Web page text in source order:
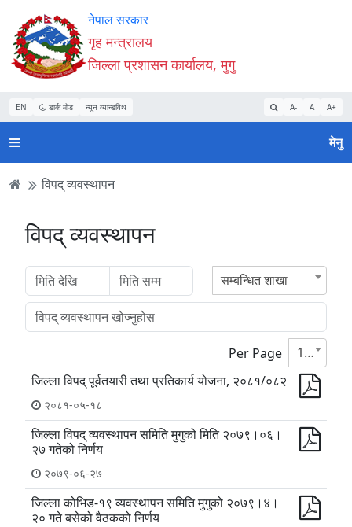
Accessibility
Mode
सुरु
गर्नुहोस्
सामाग्री
पढ्नुहाेस्
नेभिगेसन
पढ्नुहाेस्
वेबसाइट
खोजमा
जानुहोस्
नेपाल सरकार
गृह मन्त्रालय
जिल्ला प्रशासन कार्यालय, मुगु
EN डार्क मोड न्यून व्यान्डविथ A- A A+
मेनु
विपद् व्यवस्थापन
विपद् व्यवस्थापन
सम्बन्धित शाखा
Per Page
10
जिल्ला विपद् पूर्वतयारी तथा प्रतिकार्य योजना, २०८१/०८२
२०८१-०५-१८
जिल्ला विपद् व्यवस्थापन समिति मुगुको मिति २०७९।०६।
२७ गतेको निर्णय
२०७९-०६-२७
जिल्ला कोभिड-१९ व्यवस्थापन समिति मुगुको २०७९।४।
२० गते बसेको वैठकको निर्णय